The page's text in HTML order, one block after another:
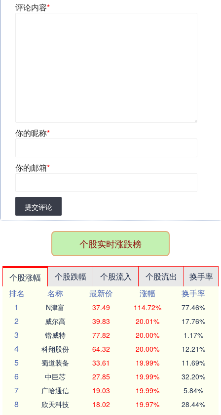
评论内容*
你的昵称*
你的邮箱*
提交评论
个股实时涨跌榜
个股涨幅 个股跌幅 个股流入 个股流出
换手率
排名
名称 最新价 涨幅
换手率
1
N津富 37.49 114.72% 77.46%
2 威尔高 39.83 20.01% 17.76%
3 锴威特 77.82 20.00% 1.17%
4 科翔股份 64.32 20.00% 12.21%
5 蜀道装备 33.61 19.99% 11.69%
6 中巨芯 27.85 19.99% 32.20%
7 广哈通信 19.03 19.99% 5.84%
8 欣天科技 18.02 19.97% 28.44%